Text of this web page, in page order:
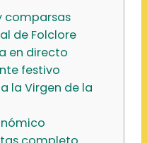
comparsas
de Folclore
en directo
festivo
la Virgen de la